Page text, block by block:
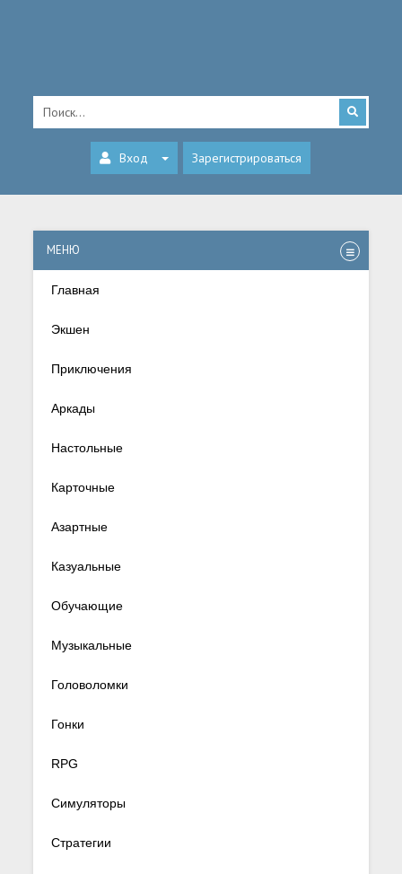
Вход Зарегистрироваться
МЕНЮ
Главная
Экшен
Приключения
Аркады
Настольные
Карточные
Азартные
Казуальные
Обучающие
Музыкальные
Головоломки
Гонки
RPG
Симуляторы
Стратегии